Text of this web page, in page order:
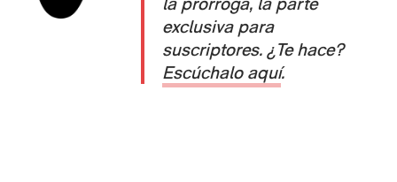
exclusiva para
suscriptores. ¿Te hace?
Escúchalo aquí.